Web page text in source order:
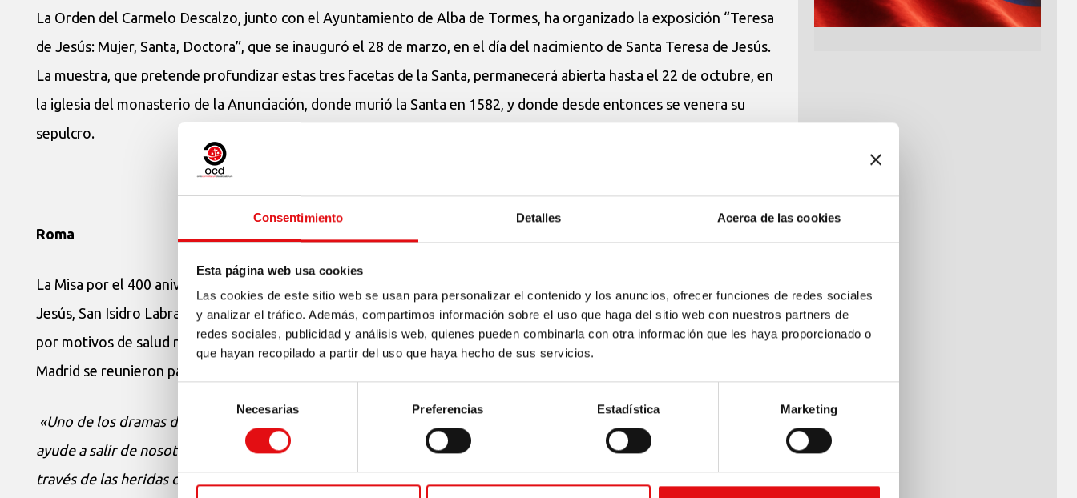
Consentimiento Detalles Acerca de las cookies
Esta página web usa cookies
Las cookies de este sitio web se usan para personalizar el contenido y los anuncios, ofrecer funciones de redes sociales
y analizar el tráfico. Además, compartimos información sobre el uso que haga del sitio web con nuestros partners de
redes sociales, publicidad y análisis web, quienes pueden combinarla con otra información que les haya proporcionado o
que hayan recopilado a partir del uso que haya hecho de sus servicios.
consentimiento
Necesarias Preferencias Estadística Marketing
La Orden del Carmelo Descalzo, junto con el Ayuntamiento de Alba de Tormes, ha organizado la exposición “Teresa
de Jesús: Mujer, Santa, Doctora”, que se inauguró el 28 de marzo, en el día del nacimiento de Santa Teresa de Jesús.
La muestra, que pretende profundizar estas tres facetas de la Santa, permanecerá abierta hasta el 22 de octubre, en
la iglesia del monasterio de la Anunciación, donde murió la Santa en 1582, y donde desde entonces se venera su
sepulcro.
Roma
La Misa por el 400 aniversario de la canonización de San Ignacio de Loyola, San Francisco Javier, Santa Teresa de
Jesús, San Isidro Labrador y San Felipe Neri se celebró en laiglesia del Gesù, en presencia del Papa Francisco, que
por motivos de salud no pudo presidir la celebración. Jesuitas, Carmelitas, Oratorianos y miembros de la diócesis de
Madrid se reunieron para celebrar este gran acontecimiento. He aquí un pasaje de la homilía del Papa:
«Uno de los dramas de nuestro tiempo es cerrar los ojos a la realidad y darle la espalda. Que santa Teresa nos
ayude a salir de nosotros mismos y a subir a la montaña con Jesús, para darnos cuenta de que Él se revela también a
través de las heridas de nuestros hermanos, de las dificultades de la humanidad, de los signos de los tiempos. No